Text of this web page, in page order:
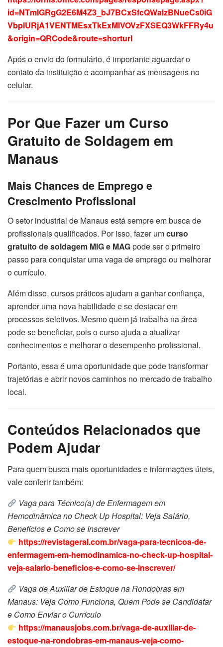
id=NTmlGRgG2E6M4Z3_bJ7BCxSfcQWalzBNueCs0iG
VbplURjA1VENTMEsxTkExMlVOVzFXSEQ3WkFFRy4u
&origin=QRCode&route=shorturl
Após o envio do formulário, é importante aguardar o
contato da instituição e acompanhar as mensagens no
celular.
Por Que Fazer um Curso
Gratuito de Soldagem em
Manaus
Mais Chances de Emprego e
Crescimento Profissional
O setor industrial de Manaus está sempre em busca de
profissionais qualificados. Por isso, fazer umcurso
gratuito de soldagem MIG e MAGpode ser o primeiro
passo para conquistar uma vaga de emprego ou melhorar
o currículo.
Além disso, cursos práticos ajudam a ganhar confiança,
aprender uma nova habilidade e se destacar em
processos seletivos. Mesmo quem já trabalha na área
pode se beneficiar, pois o curso ajuda a atualizar
conhecimentos e melhorar o desempenho profissional.
Portanto, essa é uma oportunidade que pode transformar
trajetórias e abrir novos caminhos no mercado de trabalho
local.
Conteúdos Relacionados que
Podem Ajudar
Para quem busca mais oportunidades e informações úteis,
vale conferir também:
Vaga para Técnico(a) de Enfermagem em
Hemodinâmica no Check Up Hospital: Veja Salário,
Benefícios e Como se Inscrever
https://revistageral.com.br/vaga-para-tecnicoa-de-
enfermagem-em-hemodinamica-no-check-up-hospital-
veja-salario-beneficios-e-como-se-inscrever/
Vaga de Auxiliar de Estoque na Rondobras em
Manaus: Veja Como Funciona, Quem Pode se Candidatar
e Como Enviar o Currículo
https://manausjobs.com.br/vaga-de-auxiliar-de-
estoque-na-rondobras-em-manaus-veja-como-